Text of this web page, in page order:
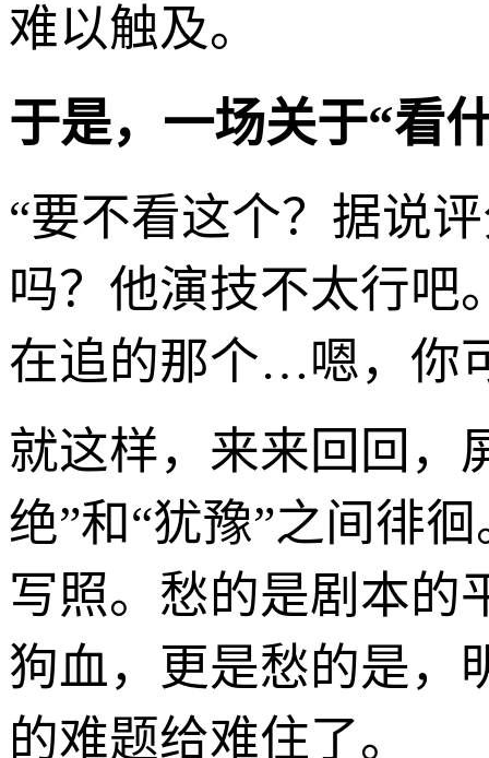
难以触及。
于是，一场关于“看
“要不看这个？据说
吗？他演技不太行吧
在追的那个…嗯，你
就这样，来来回回，
绝”和“犹豫”之间徘
写照。愁的是剧本的
狗血，更是愁的是，
的难题给难住了。